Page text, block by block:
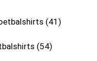
41
54